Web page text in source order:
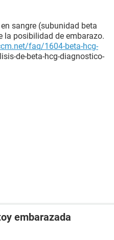
sangre (subunidad beta
la posibilidad de embarazo.
faq/1604-beta-hcg-
de-beta-hcg-diagnostico-
embarazada